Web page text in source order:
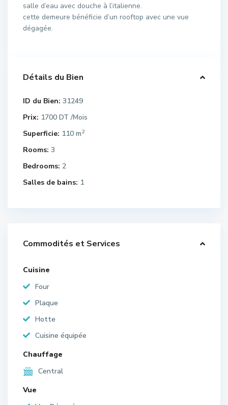
salle d’eau avec douche à l’italienne.
cette demeure bénéficie d’un rooftop avec une vue
dégagée.
Détails du Bien
ID du Bien: 31249
Prix: 1700 DT /Mois
Superficie: 110 m2
Rooms: 3
Bedrooms: 2
Salles de bains: 1
Commodités et Services
Cuisine
Four
Plaque
Hotte
Cuisine équipée
Chauffage
Central
Vue